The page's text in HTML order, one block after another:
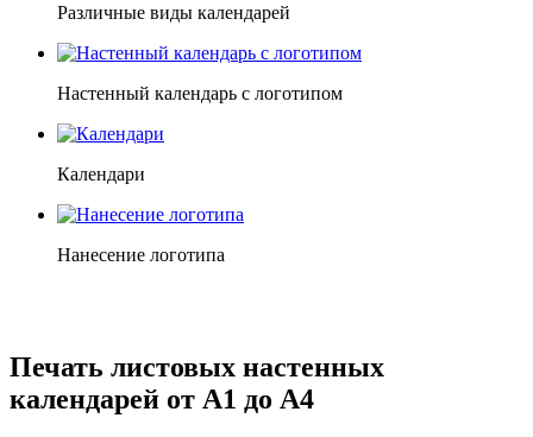
Различные виды календарей
Настенный календарь с логотипом
Календари
Нанесение логотипа
Печать листовых настенных
календарей от А1 до А4